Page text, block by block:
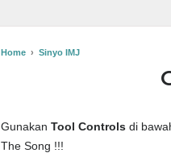
Home › Sinyo IMJ
Gunakan Tool Controls di
The Song !!!